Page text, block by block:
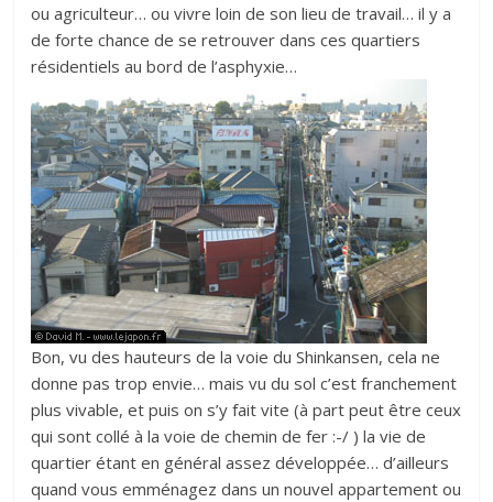
ou agriculteur… ou vivre loin de son lieu de travail… il y a
de forte chance de se retrouver dans ces quartiers
résidentiels au bord de l’asphyxie…
Bon, vu des hauteurs de la voie du Shinkansen, cela ne
donne pas trop envie… mais vu du sol c’est franchement
plus vivable, et puis on s’y fait vite (à part peut être ceux
qui sont collé à la voie de chemin de fer :-/ ) la vie de
quartier étant en général assez développée… d’ailleurs
quand vous emménagez dans un nouvel appartement ou